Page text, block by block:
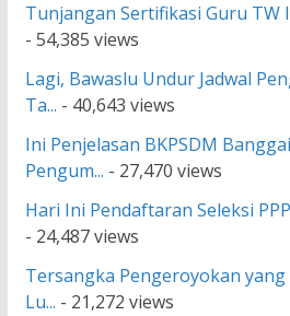
Tunjangan Sertifikasi Guru TW
- 54,385 views
Lagi, Bawaslu Undur Jadwal
Ta... - 40,643 views
Ini Penjelasan BKPSDM
Pengum... - 27,470 views
Hari Ini Pendaftaran Seleksi
- 24,487 views
Tersangka Pengeroyokan
Lu... - 21,272 views